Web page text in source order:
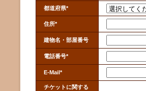
都道府県*
住所*
建物名・部屋番号
電話番号*
E-Mail*
チケットに関する